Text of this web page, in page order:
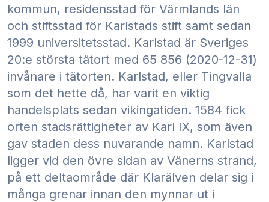
kommun, residensstad för Värmlands län
och stiftsstad för Karlstads stift samt sedan
1999 universitetsstad. Karlstad är Sveriges
20:e största tätort med 65 856 (2020-12-31)
invånare i tätorten. Karlstad, eller Tingvalla
som det hette då, har varit en viktig
handelsplats sedan vikingatiden. 1584 fick
orten stadsrättigheter av Karl IX, som även
gav staden dess nuvarande namn. Karlstad
ligger vid den övre sidan av Vänerns strand,
på ett deltaområde där Klarälven delar sig i
många grenar innan den mynnar ut i